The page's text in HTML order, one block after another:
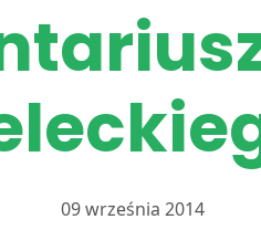
09 września 2014